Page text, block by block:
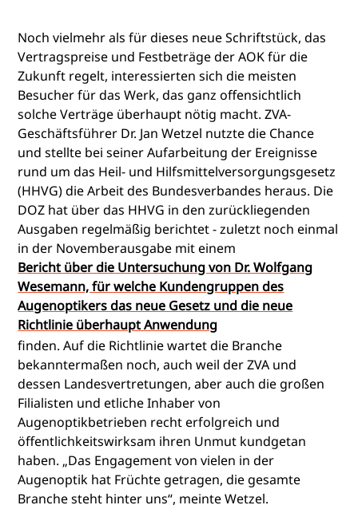
Noch vielmehr als für dieses neue Schriftstück, das
Vertragspreise und Festbeträge der AOK für die
Zukunft regelt, interessierten sich die meisten
Besucher für das Werk, das ganz offensichtlich
solche Verträge überhaupt nötig macht. ZVA-
Geschäftsführer Dr. Jan Wetzel nutzte die Chance
und stellte bei seiner Aufarbeitung der Ereignisse
rund um das Heil- und Hilfsmittelversorgungsgesetz
(HHVG) die Arbeit des Bundesverbandes heraus. Die
DOZ hat über das HHVG in den zurückliegenden
Ausgaben regelmäßig berichtet - zuletzt noch einmal
in der Novemberausgabe mit einem
Bericht über die Untersuchung von Dr. Wolfgang
Wesemann, für welche Kundengruppen des
Augenoptikers das neue Gesetz und die neue
Richtlinie überhaupt Anwendung
finden. Auf die Richtlinie wartet die Branche
bekanntermaßen noch, auch weil der ZVA und
dessen Landesvertretungen, aber auch die großen
Filialisten und etliche Inhaber von
Augenoptikbetrieben recht erfolgreich und
öffentlichkeitswirksam ihren Unmut kundgetan
haben. „Das Engagement von vielen in der
Augenoptik hat Früchte getragen, die gesamte
Branche steht hinter uns“, meinte Wetzel.